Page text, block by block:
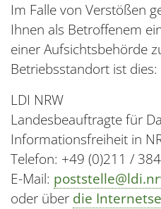
Im Falle von Verstößen
Ihnen als Betroffenem
einer Aufsichtsbehörde
Betriebsstandort ist dies:
LDI NRW
Landesbeauftragte für
Informationsfreiheit in
Telefon: +49 (0)211 /
E-Mail:
oder über die